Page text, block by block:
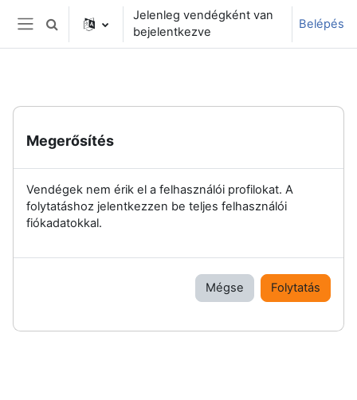
Tovább a fő tartalomhoz
Oldalpanel
Keresési bemeneti adatok váltása
Jelenleg vendégként van
bejelentkezve
Belépés
Megerősítés
Vendégek nem érik el a felhasználói profilokat. A
folytatáshoz jelentkezzen be teljes felhasználói
fiókadatokkal.
Mégse Folytatás